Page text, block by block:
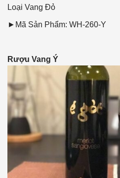
Loại Vang Đỏ
►Mã Sản Phẩm: WH-260-Y
Rượu Vang Ý